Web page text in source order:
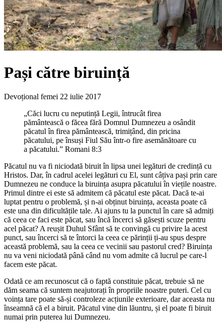
Pași către biruință
Devoțional femei 22 iulie 2017
„Căci lucru cu neputință Legii, întrucât firea
pământească o făcea fără Domnul Dumnezeu a osândit
păcatul în firea pământească, trimițând, din pricina
păcatului, pe însuși Fiul Său într-o fire asemănătoare cu
a păcatului.” Romani 8:3
Păcatul nu va fi niciodată biruit în lipsa unei legături de credință cu
Hristos. Dar, în cadrul acelei legături cu El, sunt câțiva pași prin care
Dumnezeu ne conduce la biruința asupra păcatului în viețile noastre.
Primul dintre ei este să admitem că păcatul este păcat. Dacă te-ai
luptat pentru o problemă, și n-ai obținut biruința, aceasta poate că
este una din dificultățile tale. Ai ajuns tu la punctul în care să admiți
că ceea ce faci este păcat, sau încă încerci să găsești scuze pentru
acel păcat? A reușit Duhul Sfânt să te convingă cu privire la acest
punct, sau încerci să te întorci la ceea ce părinții ți-au spus despre
această problemă, sau la ceea ce vecinii sau pastorul cred? Biruința
nu va veni niciodată până când nu vom admite că lucrul pe care-l
facem este păcat.
Odată ce am recunoscut că o faptă constituie păcat, trebuie să ne
dăm seama că suntem neajutorați în propriile noastre puteri. Cel cu
voința tare poate să-și controleze acțiunile exterioare, dar aceasta nu
înseamnă că el a biruit. Păcatul vine din lăuntru, și el poate fi biruit
numai prin puterea lui Dumnezeu.